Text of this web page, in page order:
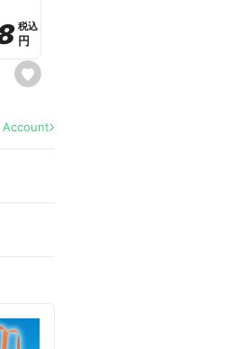
e
s
e
a
税込
税込
円
円